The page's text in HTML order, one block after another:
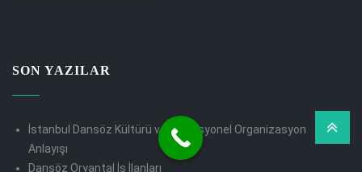
SON YAZILAR
İstanbul Dansöz Kültürü ve Profesyonel Organizasyon
Anlayışı
Dansöz Oryantal İş İlanları